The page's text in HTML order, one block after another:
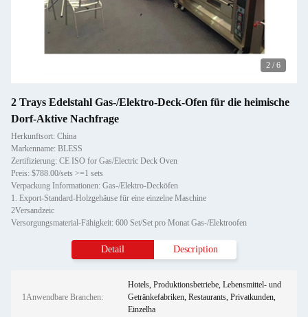
2 / 6
2 Trays Edelstahl Gas-/Elektro-Deck-Ofen für die heimische
Dorf-Aktive Nachfrage
Herkunftsort: China
Markenname: BLESS
Zertifizierung: CE ISO for Gas/Electric Deck Oven
Preis: $788.00/sets >=1 sets
Verpackung Informationen: Gas-/Elektro-Decköfen
1. Export-Standard-Holzgehäuse für eine einzelne Maschine
2Versandzeic
Versorgungsmaterial-Fähigkeit: 600 Set/Set pro Monat Gas-/Elektroofen
Detail Description
1Anwendbare Branchen:
Hotels, Produktionsbetriebe, Lebensmittel- und
Getränkefabriken, Restaurants, Privatkunden,
Einzelha